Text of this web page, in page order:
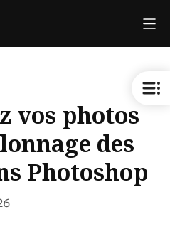
vos photos
des
Photoshop